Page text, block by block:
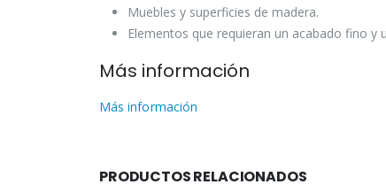
Muebles y superficies de madera.
Elementos que requieran un acabado fino y
Más información
Más información
PRODUCTOS RELACIONADOS